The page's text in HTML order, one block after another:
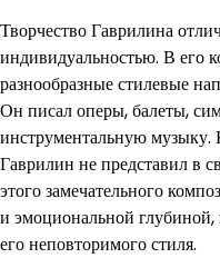
Творчество Гаврилина
индивидуальностью. В его
разнообразные стилевые
Он писал оперы, балеты,
инструментальную музыку.
Гаврилин не представил в
этого замечательного
и эмоциональной
его неповторимого стиля.